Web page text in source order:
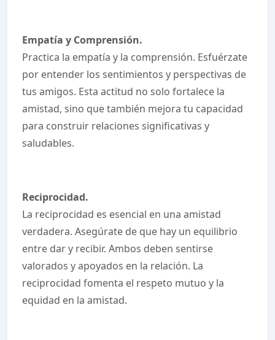
Empatía y Comprensión.
Practica la empatía y la comprensión. Esfuérzate
por entender los sentimientos y perspectivas de
tus amigos. Esta actitud no solo fortalece la
amistad, sino que también mejora tu capacidad
para construir relaciones significativas y
saludables.
Reciprocidad.
La reciprocidad es esencial en una amistad
verdadera. Asegúrate de que hay un equilibrio
entre dar y recibir. Ambos deben sentirse
valorados y apoyados en la relación. La
reciprocidad fomenta el respeto mutuo y la
equidad en la amistad.